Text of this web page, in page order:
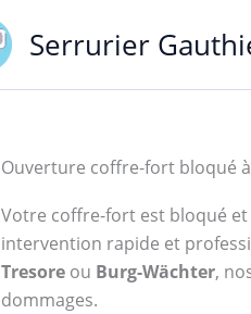
Serrurier
Ouverture coffre-fort bloqué
Votre coffre-fort est bloqué et
intervention rapide et
Tresore ou Burg-Wächter,
dommages.